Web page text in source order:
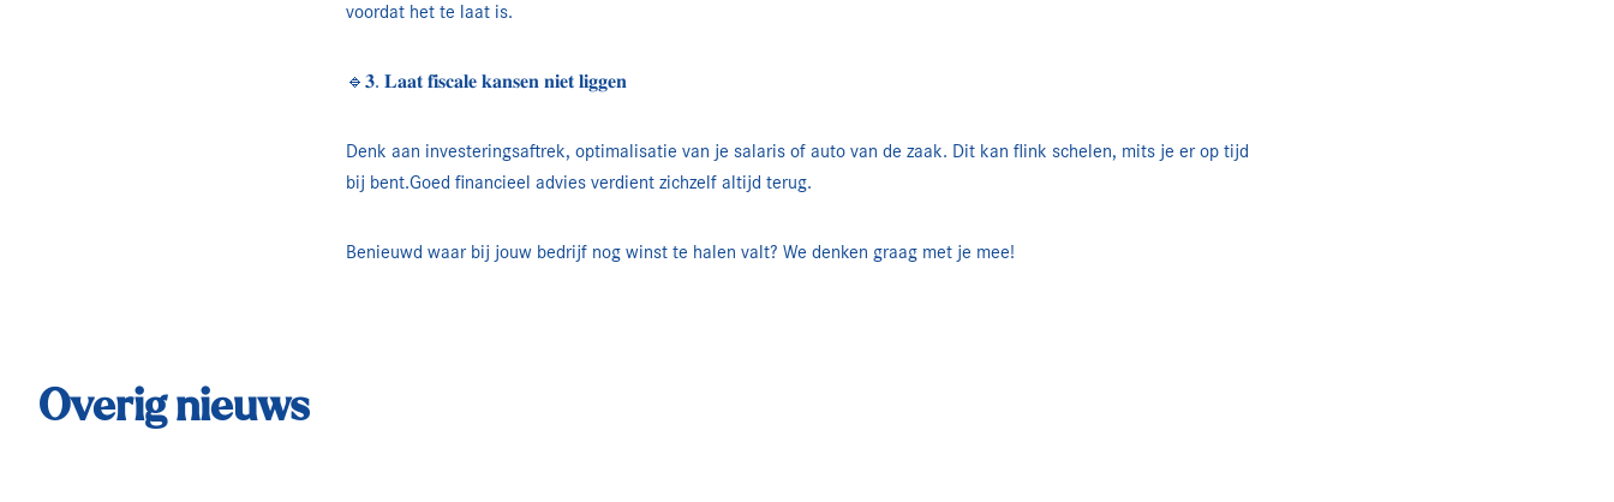
voordat het te laat is.
🔹𝟑. 𝐋𝐚𝐚𝐭 𝐟𝐢𝐬𝐜𝐚𝐥𝐞 𝐤𝐚𝐧𝐬𝐞𝐧 𝐧𝐢𝐞𝐭 𝐥𝐢𝐠𝐠𝐞𝐧
Denk aan investeringsaftrek, optimalisatie van je salaris of auto van de zaak. Dit kan flink schelen, mits je er op tijd
bij bent.Goed financieel advies verdient zichzelf altijd terug.
Benieuwd waar bij jouw bedrijf nog winst te halen valt? We denken graag met je mee!
Overig nieuws